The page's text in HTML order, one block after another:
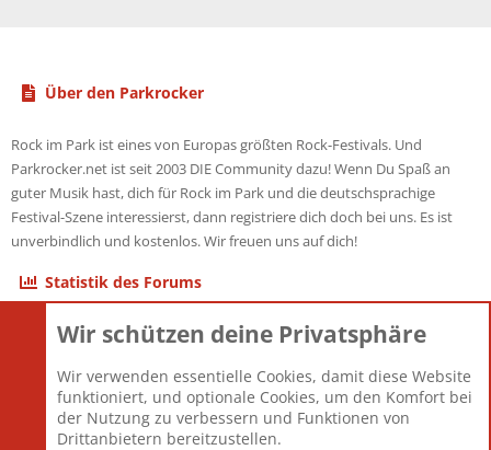
Über den Parkrocker
Rock im Park ist eines von Europas größten Rock-Festivals. Und
Parkrocker.net ist seit 2003 DIE Community dazu! Wenn Du Spaß an
guter Musik hast, dich für Rock im Park und die deutschsprachige
Festival-Szene interessierst, dann registriere dich doch bei uns. Es ist
unverbindlich und kostenlos. Wir freuen uns auf dich!
Statistik des Forums
Themen
Mitglieder
12.427
Neuestes Mitglied
Berlin
Wir schützen deine Privatsphäre
Wir verwenden essentielle Cookies, damit diese Website
funktioniert, und optionale Cookies, um den Komfort bei
der Nutzung zu verbessern und Funktionen von
Drittanbietern bereitzustellen.